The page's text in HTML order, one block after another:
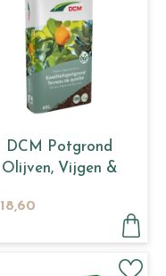
DCM Potgrond
Olijven, Vijgen &
18,60